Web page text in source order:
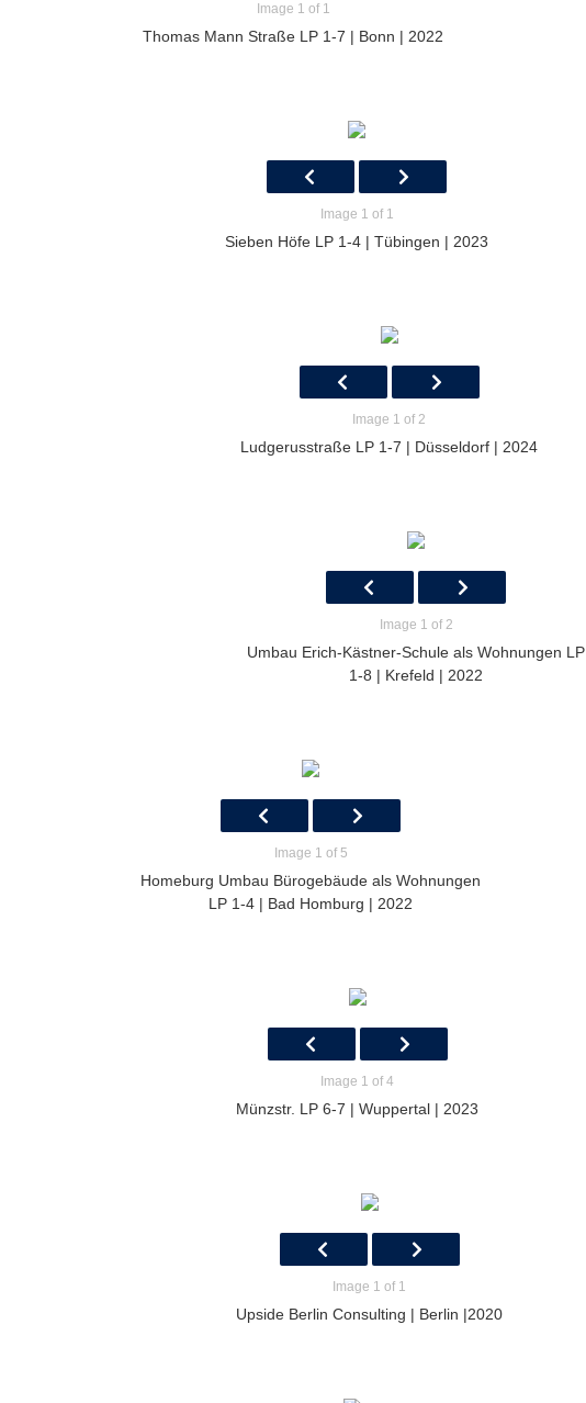
Image 1 of 1
Thomas Mann Straße LP 1-7 | Bonn | 2022
Image 1 of 1
Sieben Höfe LP 1-4 | Tübingen | 2023
Image 1 of 2
Ludgerusstraße LP 1-7 | Düsseldorf | 2024
Image 1 of 2
Umbau Erich-Kästner-Schule als Wohnungen LP
1-8 | Krefeld | 2022
Image 1 of 5
Homeburg Umbau Bürogebäude als Wohnungen
LP 1-4 | Bad Homburg | 2022
Image 1 of 4
Münzstr. LP 6-7 | Wuppertal | 2023
Image 1 of 1
Upside Berlin Consulting | Berlin |2020